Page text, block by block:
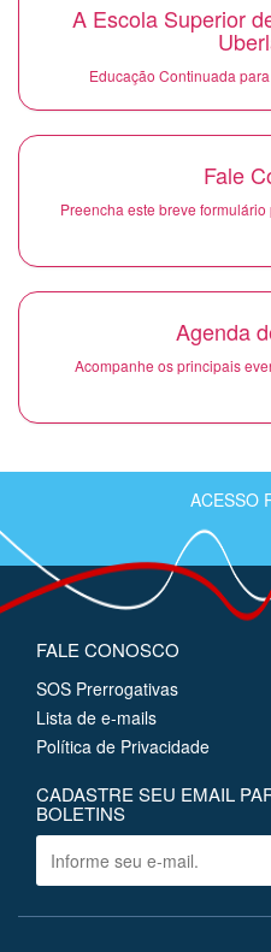
A Escola Superior
Educação Continuada
Fale
Preencha este breve
Agenda
Acompanhe os principais
ACESSO
FALE CONOSCO
SOS Prerrogativas
Lista de e-mails
Política de Privacidade
CADASTRE SEU EMAIL
BOLETINS